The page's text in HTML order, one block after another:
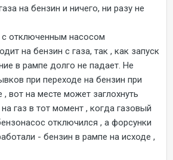
на бензин и ничего, ни разу не
отключенным насосом
на бензин с газа, так , как запуск
в рампе долго не падает. Не
при переходе на бензин при
вот на месте может заглохнуть
газ в тот момент , когда газовый
отключился , а форсунки
- бензин в рампе на исходе ,